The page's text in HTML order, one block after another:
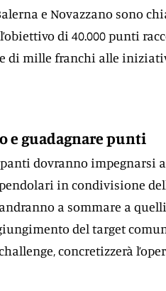
e Novazzano sono
di 40.000 punti
di mille franchi alle
e guadagnare punti
dovranno impegnarsi
in condivisione
a sommare a
del target
concretizzerà